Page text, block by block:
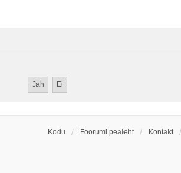
Kodu Foorumi pealeht Kontakt